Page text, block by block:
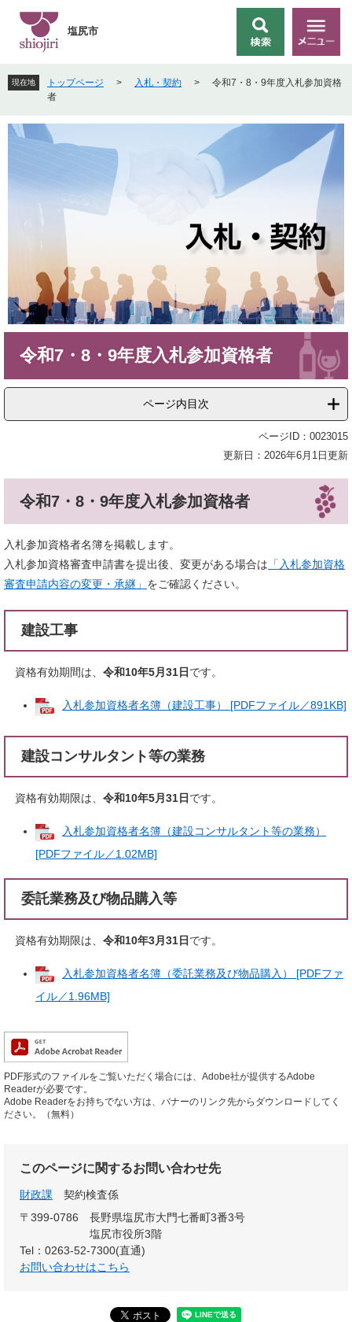
先
頭
す
を
飛
し
索
メ
ニ
ー
塩尻市
現在地 トップページ > 入札・契約 >
令和7・8・9年度入札参加資格
者
令和7・8・9年度入札参加資格者
ページ内目次
ページID：0023015
更新日：2026年6月1日更新
令和7・8・9年度入札参加資格者
入札参加資格者名簿を掲載します。
入札参加資格審査申請書を提出後、変更がある場合は 「入札参加資格
審査申請内容の変更・承継」 ​をご確認ください。
建設工事
資格有効期間は、 令和10年5月31日 です。
入札参加資格者名簿（建設工事） [PDFファイル／891KB]
建設コンサルタント等の業務
資格有効期限は、 令和10年5月31日 です。
入札参加資格者名簿（建設コンサルタント等の業務）
[PDFファイル／1.02MB]
委託業務及び物品購入等
資格有効期限は、 令和10年3月31日 です。
入札参加資格者名簿（委託業務及び物品購入） [PDFファ
イル／1.96MB]
PDF形式のファイルをご覧いただく場合には、Adobe社が提供するAdobe
Readerが必要です。
Adobe Readerをお持ちでない方は、バナーのリンク先からダウンロードしてく
ださい。（無料）
このページに関するお問い合わせ先
財政課
契約検査係
〒399-0786
長野県塩尻市大門七番町3番3号
塩尻市役所3階
Tel：0263-52-7300(直通)
お問い合わせはこちら